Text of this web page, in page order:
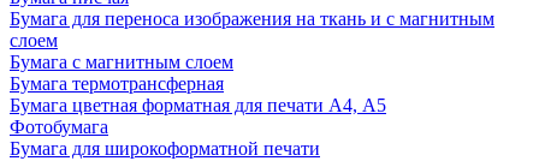
Бумага для переноса изображения на ткань и с магнитным
слоем
Бумага с магнитным слоем
Бумага термотрансферная
Бумага цветная форматная для печати А4, А5
Фотобумага
Бумага для широкоформатной печати